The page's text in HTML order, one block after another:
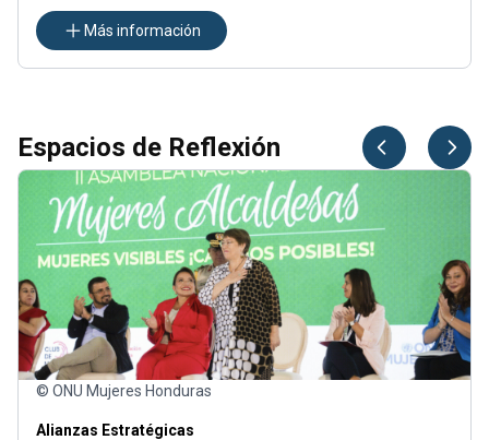
Más información
© ONU Mujeres Honduras
Alianzas Estratégicas
Espacios de Reflexión